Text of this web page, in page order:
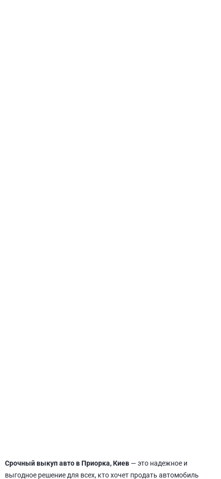
Срочный выкуп авто в Приорка, Киев — это надежное и
выгодное решение для всех, кто хочет продать автомобиль